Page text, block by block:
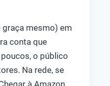
graça mesmo) em
conta que
o público
Na rede, se
à Amazon